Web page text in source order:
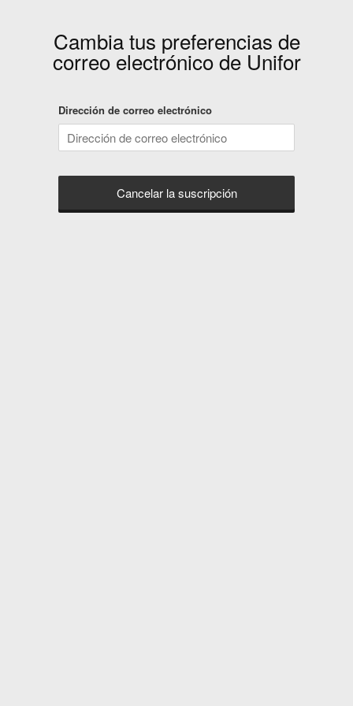
Cambia tus preferencias de
correo electrónico de Unifor
Dirección de correo electrónico